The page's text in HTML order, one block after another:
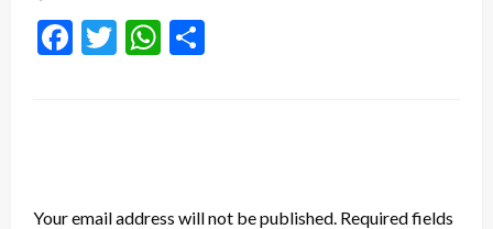
Facebook
TwitterWhatsApp
Your email address will not be published. Required fields